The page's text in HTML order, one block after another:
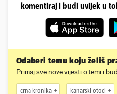
komentiraj i budi uvijek u
Odaberi temu koju želiš
Primaj sve nove vijesti o temi i
crna kronika kanarski otoci